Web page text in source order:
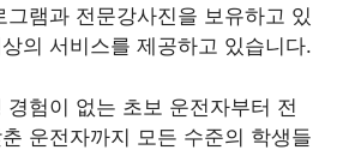
그램과 전문강사진을 보유하고 있
의 서비스를 제공하고 있습니다.
경험이 없는 초보 운전자부터 전
운전자까지 모든 수준의 학생들